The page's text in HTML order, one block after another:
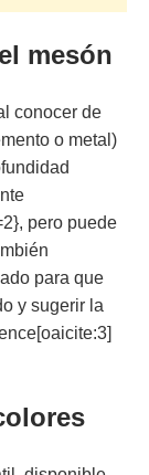
mesón
conocer de
o metal)
pero puede
para que
y sugerir la